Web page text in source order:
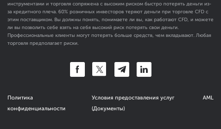
инструментами и торговля сопряжена с высоким риском быстро потерять деньги из-
за кредитного плеча. 60% розничных инвесторов теряют деньги при торговле CFD с
этим поставщиком. Вы должны понять, понимаете ли вы, как работают CFD, и можете
ли вы позволить себе взять на себя высокий риск потерять свои деньги.
Профессиональные клиенты могут потерять больше средств, чем вкладывают. Любая
торговля предполагает риски.
Политика
конфиденциальности
Условия предоставления услуг
(Документы)
AML